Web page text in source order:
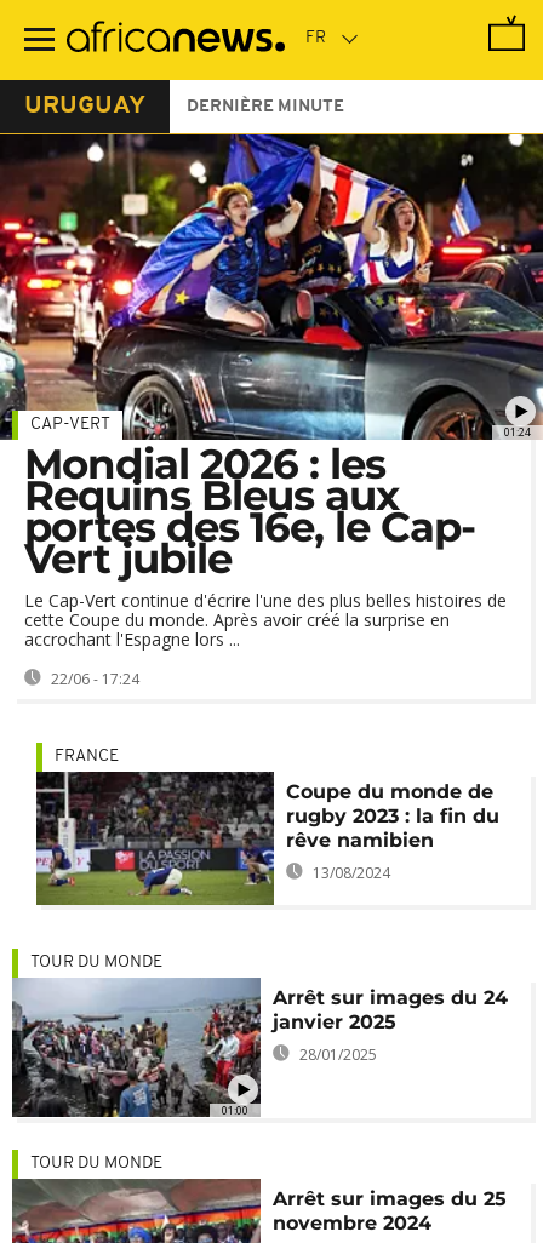
contenu
URUGUAY DERNIÈRE MINUTE
01:24
CAP-VERT
Mondial 2026 : les
Requins Bleus aux
portes des 16e, le Cap-
Vert jubile
Le Cap-Vert continue d'écrire l'une des plus belles histoires de
cette Coupe du monde. Après avoir créé la surprise en
accrochant l'Espagne lors ...
22/06 - 17:24
FRANCE
Coupe du monde de
rugby 2023 : la fin du
rêve namibien
13/08/2024
01:00
TOUR DU MONDE
Arrêt sur images du 24
janvier 2025
28/01/2025
TOUR DU MONDE
Arrêt sur images du 25
novembre 2024